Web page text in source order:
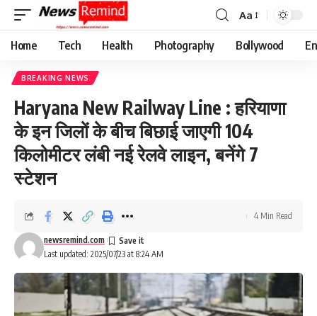
Font
Resizer
Aa
Home Tech Health Photography Bollywood
BREAKING NEWS
Haryana New Railway Line : हरियाणा
के इन जिलों के बीच बिछाई जाएगी 104
किलोमीटर लंबी नई रेलवे लाइन, बनेंगे 7
स्टेशन
Last updated: 2025/07/23 at 8:24 AM
newsremind.com
4 Min Read